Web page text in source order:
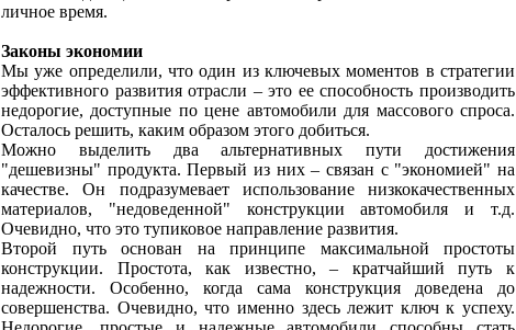
личное время.
Законы экономии
Мы уже определили, что один из ключевых моментов в стратегии
эффективного развития отрасли – это ее способность производить
недорогие, доступные по цене автомобили для массового спроса.
Осталось решить, каким образом этого добиться.
Можно выделить два альтернативных пути достижения
"дешевизны" продукта. Первый из них – связан с "экономией" на
качестве. Он подразумевает использование низкокачественных
материалов, "недоведенной" конструкции автомобиля и т.д.
Очевидно, что это тупиковое направление развития.
Второй путь основан на принципе максимальной простоты
конструкции. Простота, как известно, – кратчайший путь к
надежности. Особенно, когда сама конструкция доведена до
совершенства. Очевидно, что именно здесь лежит ключ к успеху.